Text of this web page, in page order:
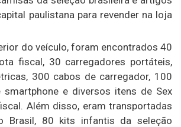
paulistana para revender na loja
do veículo, foram encontrados 40
fiscal, 30 carregadores portáteis,
300 cabos de carregador, 100
smartphone e diversos itens de Sex
Além disso, eram transportadas
Brasil, 80 kits infantis da seleção